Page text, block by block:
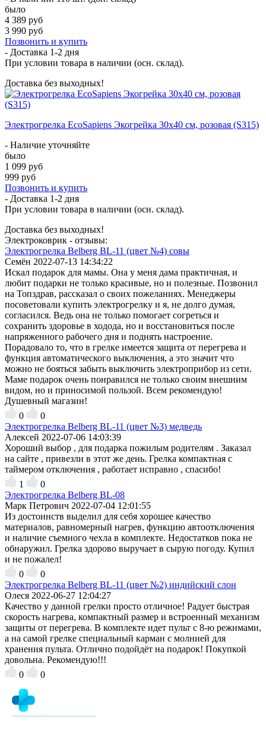
было
4 389 руб
3 990 руб
Позвонить и купить
- Доставка 1-2 дня
При условии товара в наличии (осн. склад).
Доставка без выходных!
Электрогрелка EcoSapiens Экогрейка 30х40 см, розовая (S315)
- Наличие уточняйте
было
1 099 руб
999 руб
Позвонить и купить
- Доставка 1-2 дня
При условии товара в наличии (осн. склад).
Доставка без выходных!
Электроковрик - отзывы:
Электрогрелка Belberg BL-11 (цвет №4) совы
Семён 2022-07-13 14:34:22
Искал подарок для мамы. Она у меня дама практичная, и
любит подарки не только красивые, но и полезные. Позвонил
на Топздрав, рассказал о своих пожеланиях. Менеджеры
посоветовали купить электрогрелку и я, не долго думая,
согласился. Ведь она не только помогает согреться и
сохранить здоровье в ходода, но и восстановиться после
напряженного рабочего дня и поднять настроение.
Порадовало то, что в грелке имеется защита от перегрева и
функция автоматического выключения, а это значит что
можно не бояться забыть выключить электроприбор из сети.
Маме подарок очень понравился не только своим внешним
видом, но и приносимой пользой. Всем рекомендую!
Душевный магазин!
0
0
Электрогрелка Belberg BL-11 (цвет №3) медведь
Алексей 2022-07-06 14:03:39
Хороший выбор , для подарка пожилым родителям . Заказал
на сайте , привезли в этот же день. Грелка компактная с
таймером отключения , работает исправно , спасибо!
1
0
Электрогрелка Belberg BL-08
Марк Петрович 2022-07-04 12:01:55
Из достоинств выделил для себя хорошее качество
материалов, равномерный нагрев, функцию автоотключения
и наличие съемного чехла в комплекте. Недостатков пока не
обнаружил. Грелка здорово выручает в сырую погоду. Купил
и не пожалел!
0
0
Электрогрелка Belberg BL-11 (цвет №2) индийский слон
Олеся 2022-06-27 12:04:27
Качество у данной грелки просто отличное! Радует быстрая
скорость нагрева, компактный размер и встроенный механизм
защиты от перегрева. В комплекте идет пульт с 8-ю режимами,
а на самой грелке специальный карман с молнией для
хранения пульта. Отлично подойдёт на подарок! Покупкой
довольна. Рекомендую!!!
0
0